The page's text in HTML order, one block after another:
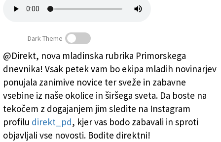
Dark Theme
@Direkt, nova mladinska rubrika Primorskega
dnevnika! Vsak petek vam bo ekipa mladih novinarjev
ponujala zanimive novice ter sveže in zabavne
vsebine iz naše okolice in širšega sveta. Da boste na
tekočem z dogajanjem jim sledite na Instagram
profilu direkt_pd, kjer vas bodo zabavali in sproti
objavljali vse novosti. Bodite direktni!